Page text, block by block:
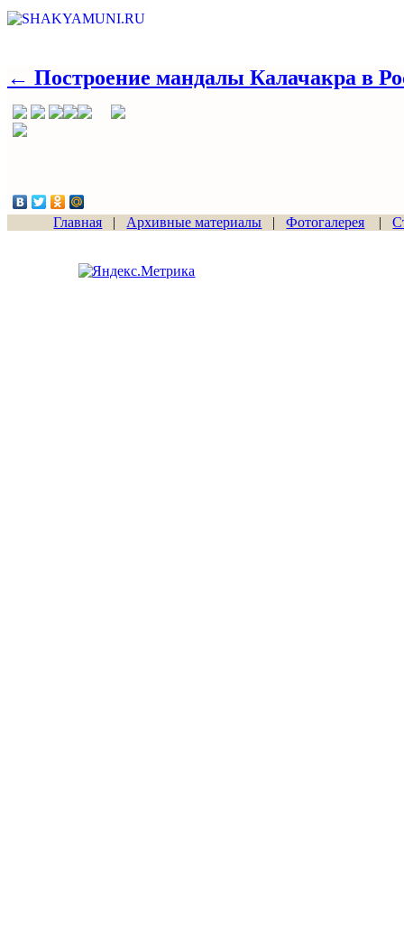
← Построение мандалы Калачакра в
Главная | Архивные материалы |Фотогалерея |